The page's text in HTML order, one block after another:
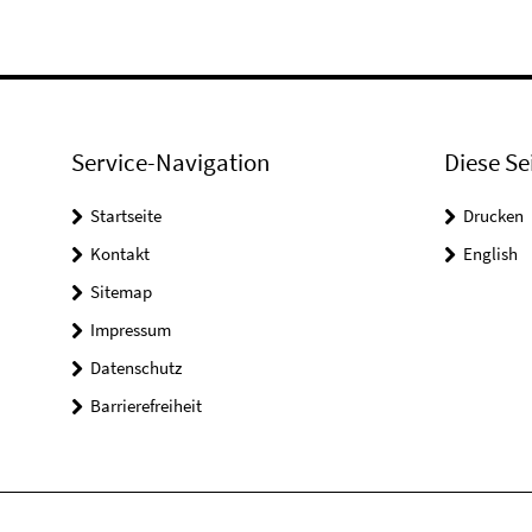
Service-Navigation
Startseite
Kontakt
Sitemap
Impressum
Datenschutz
Barrierefreiheit
Diese
Drucken
English